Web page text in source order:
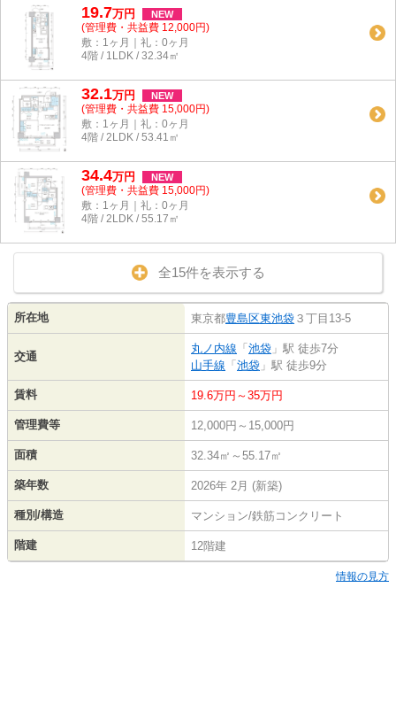
19.7万円 NEW
(管理費・共益費 12,000円)
敷：1ヶ月｜礼：0ヶ月
4階 / 1LDK / 32.34㎡
32.1万円 NEW
(管理費・共益費 15,000円)
敷：1ヶ月｜礼：0ヶ月
4階 / 2LDK / 53.41㎡
34.4万円 NEW
(管理費・共益費 15,000円)
敷：1ヶ月｜礼：0ヶ月
4階 / 2LDK / 55.17㎡
全15件を表示する
所在地 東京都豊島区東池袋 ３丁目13-5
交通
丸ノ内線 「 池袋 」駅 徒歩7分
山手線 「 池袋 」駅 徒歩9分
賃料 19.6万円～35万円
管理費等 12,000円～15,000円
面積 32.34㎡～55.17㎡
築年数 2026年 2月 (新築)
種別/構造 マンション/鉄筋コンクリート
階建 12階建
情報の見方